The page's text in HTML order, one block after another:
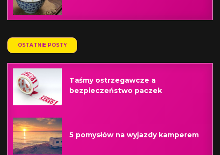
OSTATNIE POSTY
Taśmy ostrzegawcze a
bezpieczeństwo paczek
5 pomysłów na wyjazdy kamperem